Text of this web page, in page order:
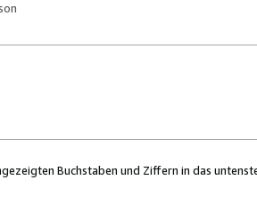
Buchstaben und Ziffern in das